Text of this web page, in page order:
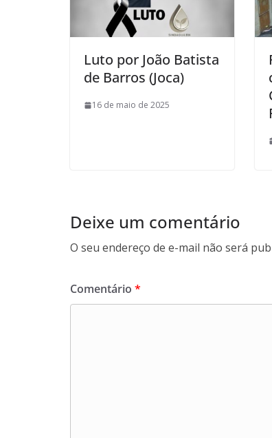
Luto por João Batista
de Barros (Joca)
16 de maio de 2025
Deixe um comentário
O seu endereço de e-mail não será
Comentário *